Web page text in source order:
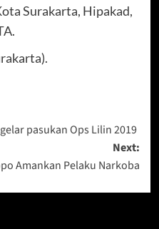
Surakarta, Hipakad,
pasukan Ops Lilin 2019
Next:
Amankan Pelaku Narkoba